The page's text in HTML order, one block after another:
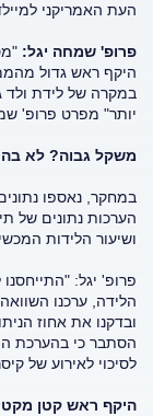
העת האמריקני
פרופ' שמחה יגל:
במקרה של לידת ולד
יותר" מפרט פרופ'
משקל גבוה? לא
הערכות נתונים של
ושיעור הלידות
פרופ' יגל:
הלידה, ערכנו
ובדקנו את אחוז
הסתבר כי בהערכת
לסיכוי לאירוע של
היקף ראש קטן